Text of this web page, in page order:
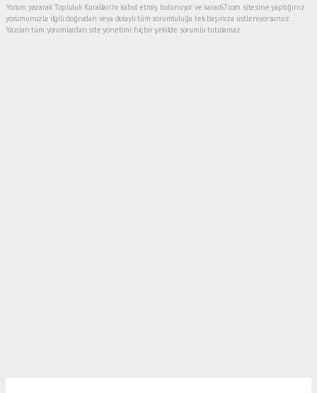
Yorum yazarak Topluluk Kuralları’nı kabul etmiş bulunuyor ve karar67.com sitesine yaptığınız
yorumunuzla ilgili doğrudan veya dolaylı tüm sorumluluğu tek başınıza üstleniyorsunuz.
Yazılan tüm yorumlardan site yönetimi hiçbir şekilde sorumlu tutulamaz.